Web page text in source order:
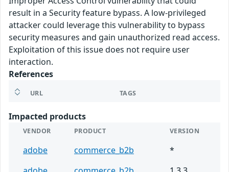
result in a Security feature bypass. A low-privileged
attacker could leverage this vulnerability to bypass
security measures and gain unauthorized read access.
Exploitation of this issue does not require user
interaction.
References
URL TAGS
Impacted products
VENDOR PRODUCT VERSION
adobe commerce_b2b
*